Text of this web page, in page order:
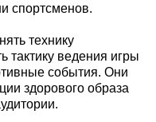
спортсменов.
технику
тактику ведения игры
события. Они
здорового образа